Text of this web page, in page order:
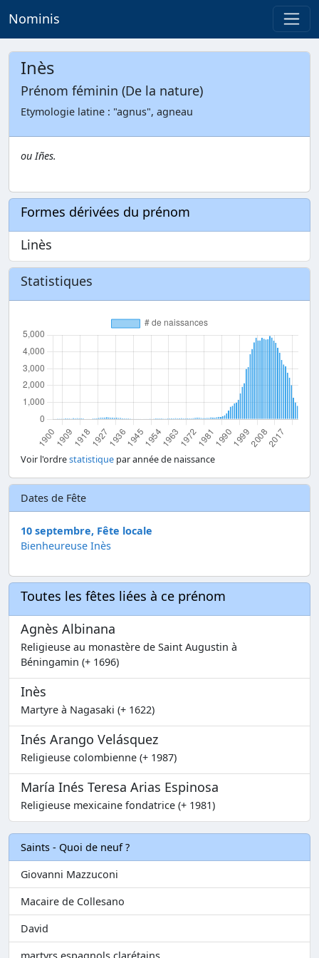
Nominis
Inès
Prénom féminin (De la nature)
Etymologie latine : "agnus", agneau
ou Iñes.
Formes dérivées du prénom
Linès
Statistiques
Voir l'ordrestatistique par année de naissance
Dates de Fête
10 septembre, Fête locale
Bienheureuse Inès
Toutes les fêtes liées à ce prénom
Agnès Albinana
Religieuse au monastère de Saint Augustin à
Béningamin (+ 1696)
Inès
Martyre à Nagasaki (+ 1622)
Inés Arango Velásquez
Religieuse colombienne (+ 1987)
María Inés Teresa Arias Espinosa
Religieuse mexicaine fondatrice (+ 1981)
Saints - Quoi de neuf ?
Giovanni Mazzuconi
Macaire de Collesano
David